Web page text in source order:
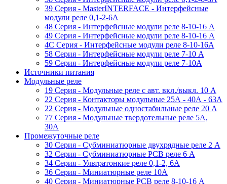
39 Cерия - MasterINTERFACE - Интерфейсные
модули реле 0,1-2-6А
48 Cерия - Интерфейсные модули реле 8-10-16 A
49 Серия - Интерфейсные модули реле 8-10-16 A
4C Серия - Интерфейсные модули реле 8-10-16А
58 Серия - Интерфейсные модули реле 7-10 A
59 Серия - Интерфейсные модули реле 7-10А
Источники питания
Модульные реле
19 Cерия - Модульные реле с авт. вкл./выкл. 10 A
22 Серия - Контакторы модульные 25А - 40А - 63А
22 Серия - Модульные одностабильные реле 20 A
77 Серия - Модульные твердотельные реле 5А,
30А
Промежуточные реле
30 Серия - Субминиатюрные двухрядные реле 2 A
32 Серия - Субминиатюрные PCB реле 6 A
34 Серия - Ультратонкие реле 0,1-2, 6A
36 Серия - Миниатюрные реле 10А
40 Серия - Миниатюрные PCB реле 8-10-16 A